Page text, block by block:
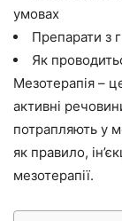
умовах
Препарати з
Як
Мезотерапія –
активні
потрапляють у
як правило,
мезотерапії.